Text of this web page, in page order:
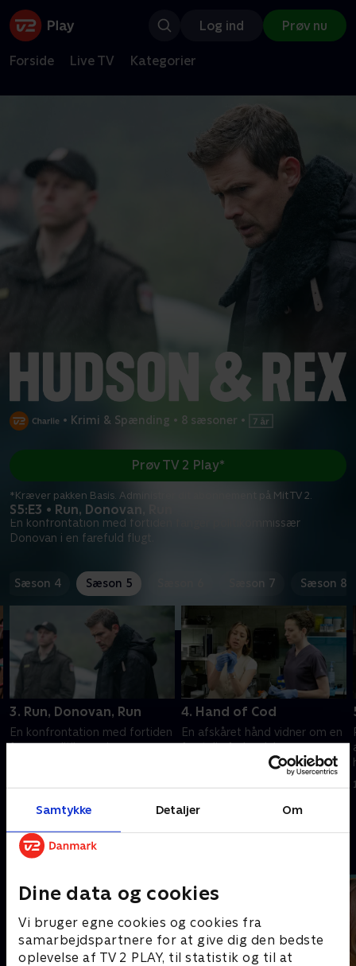
Samtykke Detaljer Om
Dine data og cookies
Vi bruger egne cookies og cookies fra
samarbejdspartnere for at give dig den bedste
oplevelse af TV 2 PLAY, til statistik og til at
Log ind Prøv nu
Forside Live TV Kategorier
• Krimi & Spænding • 8 sæsoner •
S5:E3 • Run, Donovan, Run
En konfrontation med fortiden fanger politikommissær
Donovan i en farefuld flugt.
Prøv TV 2 Play*
*Kræver pakken Basis. Administrer dit abonnement på Mit TV 2.
Sæson 4 Sæson 5 Sæson 7 Sæson 8
3. Run, Donovan, Run
En konfrontation med fortiden
fanger politikommissær
4. Hand of Cod
En afskåret hånd vidner om en
frygtelig forbrydelse, og
teamet skal lede efter både
Andre så også